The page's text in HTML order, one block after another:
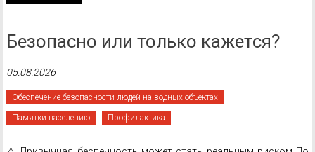
Безопасно или только кажется?
05.08.2026
Обеспечение безопасности людей на водных объектах
Памятки населению Профилактика